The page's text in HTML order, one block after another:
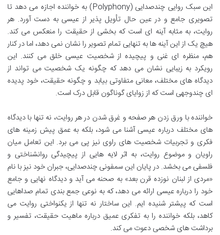
این سبک روایی چندصدایی (Polyphony) به خواننده اجازه می دهد تا
تصویری جامع و در عین حال تأویل پذیر از عیسی به دست آورد. هر
روایت، به مثابه آینه ای است که بخشی از حقیقت را منعکس می کند.
هیچ یک از این آینه ها به تنهایی تمام تصویر را نشان نمی دهد، اما در کنار
هم، منظره ای غنی و پیچیده از شخصیت عیسی خلق می کنند. این
رویکرد به زیبایی نشان می دهد که چگونه یک شخصیت می تواند از
دیدگاه های مختلف، معانی متفاوتی بیابد و چگونه حقیقت، خود پدیده
ای چندوجهی است که از زوایای گوناگون قابل درک است.
خواننده با ورق زدن هر صفحه و غرق شدن در هر روایت، نه تنها با دیدگاه
های مختلف درباره عیسی آشنا می شود، بلکه به عمق پیش زمینه های
فکری و تجربیات شخصیت های راوی نیز پی می برد. این تعامل میان
راویان و موضوع روایت، به اثر لایه هایی از پیچیدگی روانشناختی و
فلسفی می بخشد. در پایان این سمفونی چندصدایی، جبران خود نیز با نام
«مردی از لبنان نوزده قرن بعد» به صحنه می آید و دیدگاه نهایی و جامع
خود را درباره عیسی ارائه می دهد، که به نوعی جمع بندی تمام صداهایی
است که پیشتر شنیده ایم. این ساختار نه تنها از یکنواختی روایت می
کاهد، بلکه خواننده را به تفکری عمیق درباره ماهیت حقیقت، تفسیر و
برداشت های شخصی دعوت می کند.